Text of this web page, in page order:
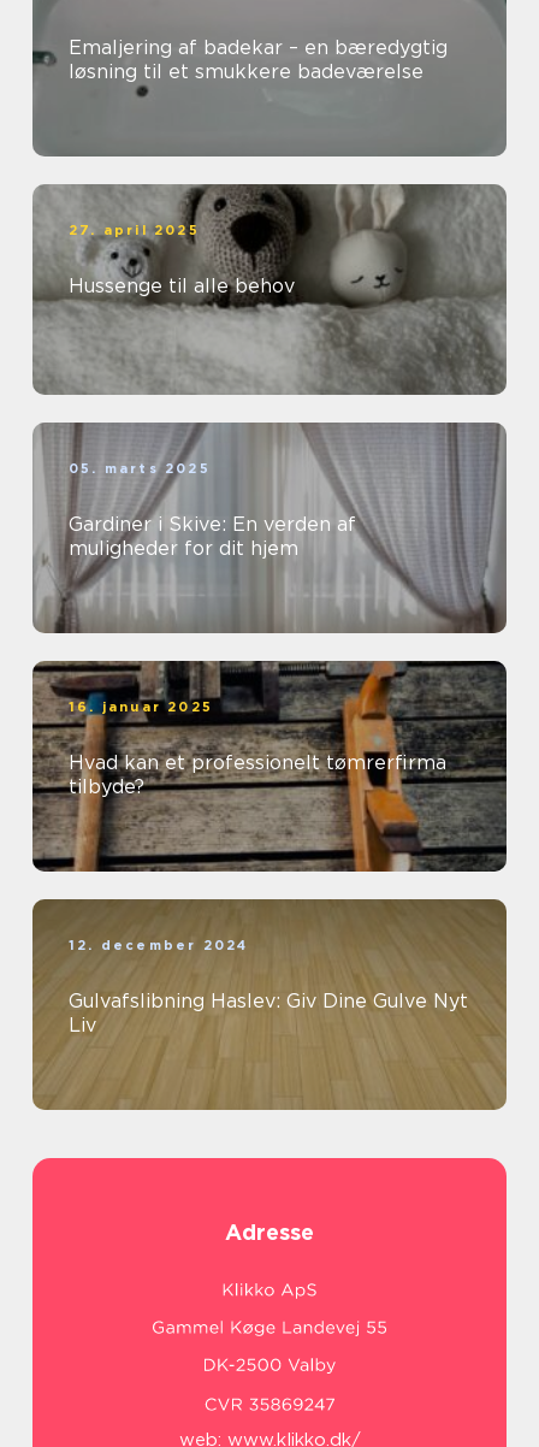
Emaljering af badekar – en bæredygtig
løsning til et smukkere badeværelse
27. april 2025
Hussenge til alle behov
05. marts 2025
Gardiner i Skive: En verden af
muligheder for dit hjem
16. januar 2025
Hvad kan et professionelt tømrerfirma
tilbyde?
12. december 2024
Gulvafslibning Haslev: Giv Dine Gulve Nyt
Liv
Adresse
web: www.klikko.dk/